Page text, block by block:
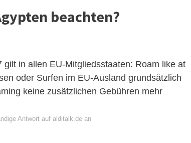
beachten?
in allen EU-Mitgliedsstaaten: Roam like at
oder Surfen im EU-Ausland grundsätzlich
keine zusätzlichen Gebühren mehr
Antwort auf alditalk.de an